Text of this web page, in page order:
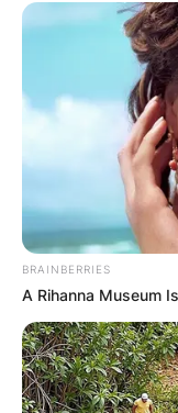
Повик до
храмот
BRAINBERRIES
A Rihanna Museum